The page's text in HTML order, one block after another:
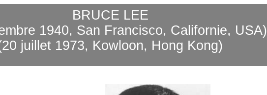
BRUCE LEE
1940, San Francisco, Californie, USA)
juillet 1973, Kowloon, Hong Kong)